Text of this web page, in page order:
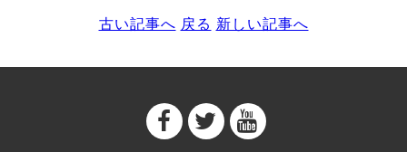
古い記事へ 戻る 新しい記事へ